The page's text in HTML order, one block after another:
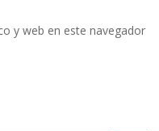
y web en este navegador